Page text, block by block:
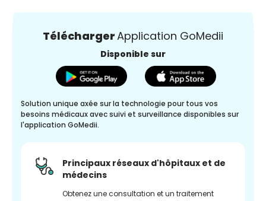
TéléchargerApplication GoMedii
Disponible sur
Solution unique axée sur la technologie pour tous vos
besoins médicaux avec suivi et surveillance disponibles sur
l'application GoMedii.
Principaux réseaux d'hôpitaux et de
médecins
Obtenez une consultation et un traitement